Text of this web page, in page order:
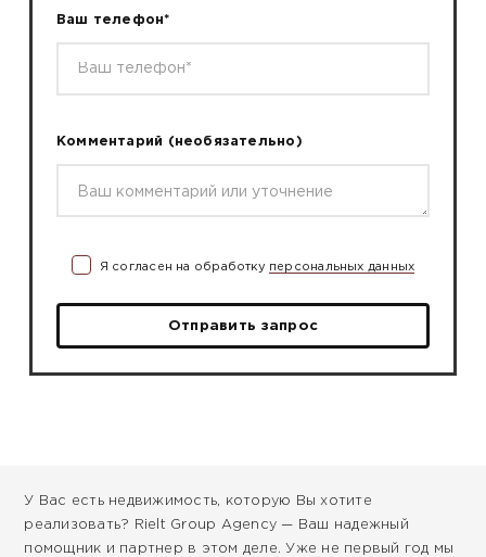
Ваш телефон*
Комментарий (необязательно)
Я согласен на обработку персональных данных
Отправить запрос
У Вас есть недвижимость, которую Вы хотите
реализовать? Rielt Group Agency — Ваш надежный
помощник и партнер в этом деле. Уже не первый год мы